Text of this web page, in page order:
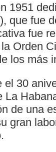
1951
que fue
fue
Orden
los más
el 30
La
de una
gran